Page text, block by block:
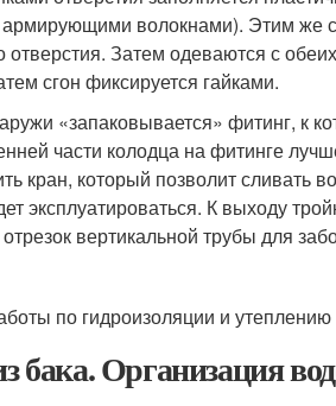
армирующими волокнами). Этим же
отверстия. Затем одеваются с
сгон фиксируется гайками.
«запаковывается» фитинг, к
части колодца на фитинге
кран, который позволит
эксплуатироваться. К выходу
вертикальной трубы для
по гидроизоляции и утеплению
бака. Организация